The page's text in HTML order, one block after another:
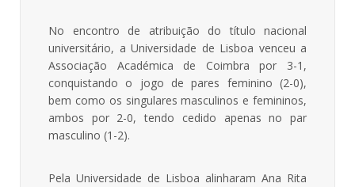
No encontro de atribuição do título nacional
universitário, a Universidade de Lisboa venceu a
Associação Académica de Coimbra por 3-1,
conquistando o jogo de pares feminino (2-0),
bem como os singulares masculinos e femininos,
ambos por 2-0, tendo cedido apenas no par
masculino (1-2).
Pela Universidade de Lisboa alinharam Ana Rita